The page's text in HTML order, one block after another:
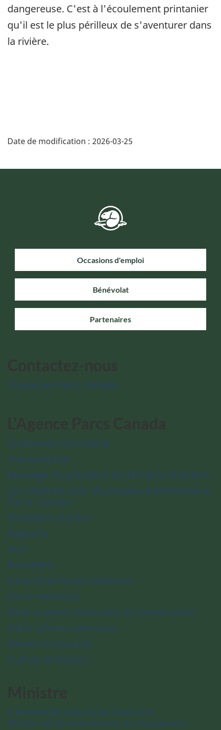
dangereuse. C'est à l'écoulement printanier
qu'il est le plus périlleux de s'aventurer dans
la rivière.
Date de modification : 2026-03-25
Occasions d'emploi
Bénévolat
Partenaires
Contactez Parcs Canada
Le mandat et la charte
Transparence
Message du président et chef de la direction
Les relations avec les peuples autochtones à
Parcs Canada
Stratégies et plans
Rapports
Avis
Nouvelles
Lieux historiques nationaux
Parcs nationaux
Aires marines nationales de conservation
Parcs urbains nationaux
Nature et sciences
Culture et histoire
L’honorable Julie Aviva Dabrusin
Ministre de l’Environnement, du Changement